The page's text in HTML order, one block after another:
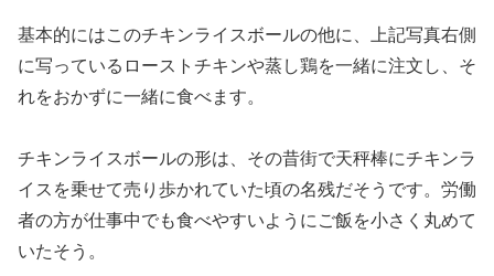
基本的にはこのチキンライスボールの他に、上記写真右側
に写っているローストチキンや蒸し鶏を一緒に注文し、そ
れをおかずに一緒に食べます。
チキンライスボールの形は、その昔街で天秤棒にチキンラ
イスを乗せて売り歩かれていた頃の名残だそうです。労働
者の方が仕事中でも食べやすいようにご飯を小さく丸めて
いたそう。